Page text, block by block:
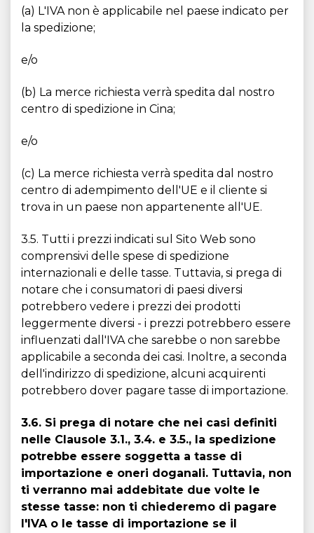
(a) L'IVA non è applicabile nel paese indicato per
la spedizione;
e/o
(b) La merce richiesta verrà spedita dal nostro
centro di spedizione in Cina;
e/o
(c) La merce richiesta verrà spedita dal nostro
centro di adempimento dell'UE e il cliente si
trova in un paese non appartenente all'UE.
3.5. Tutti i prezzi indicati sul Sito Web sono
comprensivi delle spese di spedizione
internazionali e delle tasse. Tuttavia, si prega di
notare che i consumatori di paesi diversi
potrebbero vedere i prezzi dei prodotti
leggermente diversi - i prezzi potrebbero essere
influenzati dall'IVA che sarebbe o non sarebbe
applicabile a seconda dei casi. Inoltre, a seconda
dell'indirizzo di spedizione, alcuni acquirenti
potrebbero dover pagare tasse di importazione.
3.6. Si prega di notare che nei casi definiti
nelle Clausole 3.1., 3.4. e 3.5., la spedizione
potrebbe essere soggetta a tasse di
importazione e oneri doganali. Tuttavia, non
ti verranno mai addebitate due volte le
stesse tasse: non ti chiederemo di pagare
l'IVA o le tasse di importazione se il